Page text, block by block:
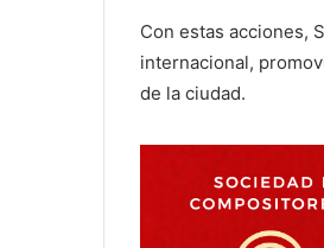
Con estas acciones,
internacional,
de la ciudad.